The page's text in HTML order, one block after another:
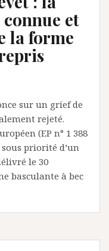
et
la forme
sur un grief de
rejeté.
(EP n° 1 388
sous priorité d’un
le 30
basculante à bec